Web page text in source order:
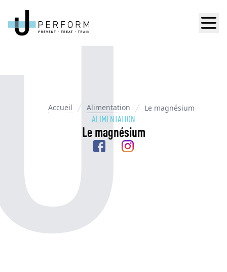
Accueil Alimentation Le magnésium
Le magnésium
ALIMENTATION